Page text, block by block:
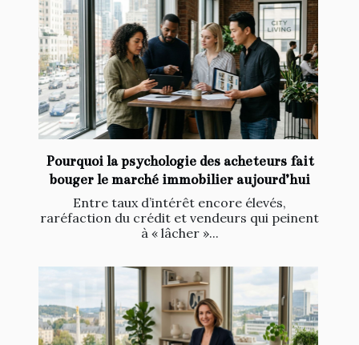
Pourquoi la psychologie des acheteurs fait
bouger le marché immobilier aujourd’hui
Entre taux d’intérêt encore élevés,
raréfaction du crédit et vendeurs qui peinent
à « lâcher »...